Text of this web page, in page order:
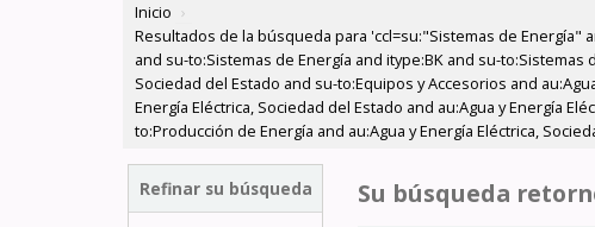
Inicio ›
Resultados de la búsqueda para 'ccl=su:"Sistemas de Energía"
and su-to:Sistemas de Energía and itype:BK and su-to:Sistemas
Sociedad del Estado and su-to:Equipos y Accesorios and
Energía Eléctrica, Sociedad del Estado and au:Agua y Energía
to:Producción de Energía and au:Agua y Energía Eléctrica,
Refinar su búsqueda Su búsqueda